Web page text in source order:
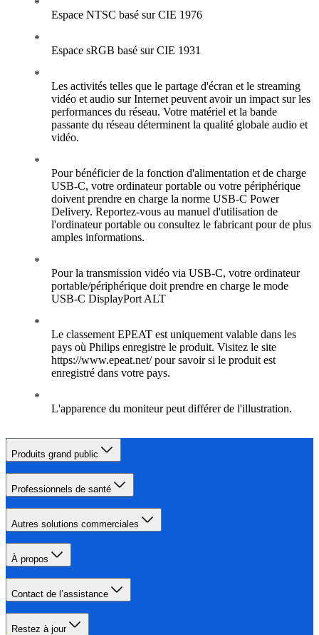
Espace NTSC basé sur CIE 1976
Espace sRGB basé sur CIE 1931
Les activités telles que le partage d'écran et le streaming
vidéo et audio sur Internet peuvent avoir un impact sur les
performances du réseau. Votre matériel et la bande
passante du réseau déterminent la qualité globale audio et
vidéo.
Pour bénéficier de la fonction d'alimentation et de charge
USB-C, votre ordinateur portable ou votre périphérique
doivent prendre en charge la norme USB-C Power
Delivery. Reportez-vous au manuel d'utilisation de
l'ordinateur portable ou consultez le fabricant pour de plus
amples informations.
Pour la transmission vidéo via USB-C, votre ordinateur
portable/périphérique doit prendre en charge le mode
USB-C DisplayPort ALT
Le classement EPEAT est uniquement valable dans les
pays où Philips enregistre le produit. Visitez le site
https://www.epeat.net/ pour savoir si le produit est
enregistré dans votre pays.
L'apparence du moniteur peut différer de l'illustration.
Produits grand public
Professionnels de santé
Autres solutions commerciales
À propos
Contact de l’assistance
Restez à jour